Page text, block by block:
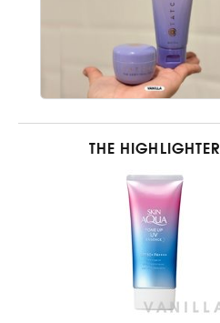
THE HIGHLIGHTER